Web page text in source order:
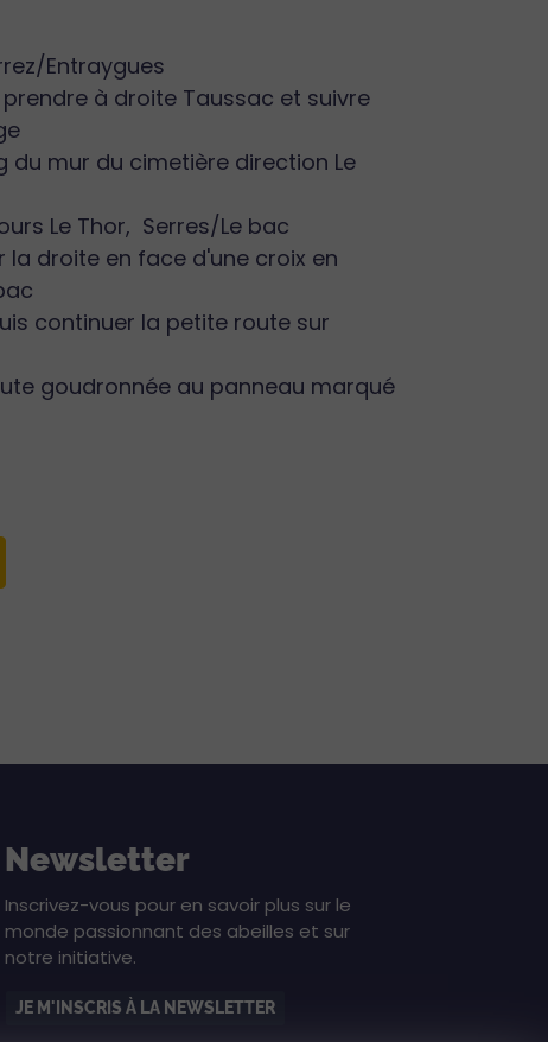
Entraygues
à droite Taussac et suivre
mur du cimetière direction Le
Le Thor, Serres/Le bac
droite en face d'une croix en
continuer la petite route sur
goudronnée au panneau marqué
Newsletter
Inscrivez-vous pour en savoir plus sur le
monde passionnant des abeilles et sur
notre initiative.
JE M'INSCRIS À LA NEWSLETTER